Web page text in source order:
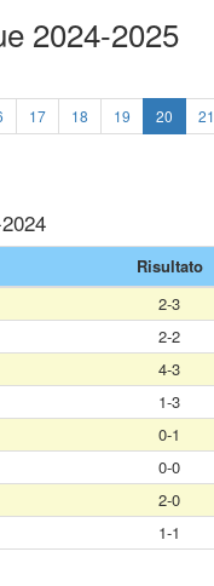
2024-2025
17 18 19 20 21
Risultato
2-3
2-2
4-3
1-3
0-1
0-0
2-0
1-1